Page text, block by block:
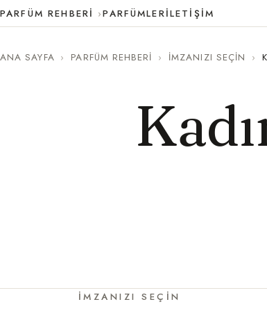
PARFÜM REHBERI PARFÜMLERİLETIŞIM
ANA SAYFA › PARFÜM REHBERI › İMZANIZI SEÇIN ›
İMZANIZI SEÇIN